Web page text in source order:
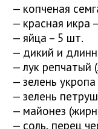
— копченая
— красная икра
— яйца – 5 шт.
— дикий и
— лук репчатый
— зелень
— зелень
— майонез
— соль, перец